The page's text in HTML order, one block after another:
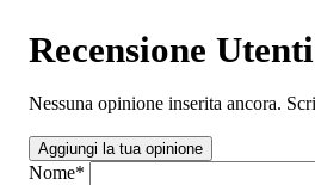
Recensione Utenti
Nessuna opinione inserita ancora.
Aggiungi la tua opinione
Nome*